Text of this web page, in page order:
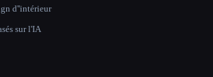
d''intérieur
sur l'IA